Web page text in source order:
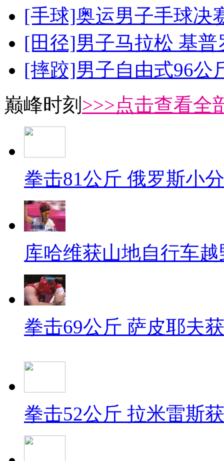
[手球]奥运男子手球决
[田径]男子马拉松 基
[摔跤]男子自由式96公
巅峰时刻 >>>点击查看全
拳击81公斤 俄罗斯小
库哈维获山地自行车
拳击69公斤 萨皮耶夫
拳击52公斤 拉米雷斯